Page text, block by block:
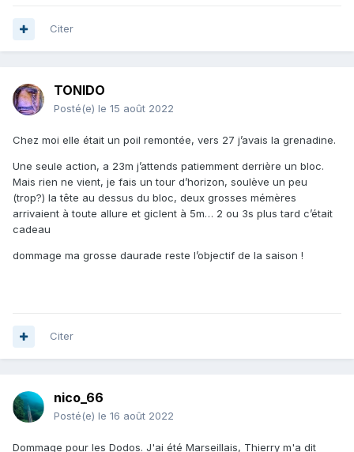
Citer
TONIDO
Posté(e) le 15 août 2022
Chez moi elle était un poil remontée, vers 27 j’avais la grenadine.
Une seule action, a 23m j’attends patiemment derrière un bloc.
Mais rien ne vient, je fais un tour d’horizon, soulève un peu
(trop?) la tête au dessus du bloc, deux grosses mémères
arrivaient à toute allure et giclent à 5m… 2 ou 3s plus tard c’était
cadeau
dommage ma grosse daurade reste l’objectif de la saison !
Citer
nico_66
Posté(e) le 16 août 2022
Dommage pour les Dodos. J'ai été Marseillais, Thierry m'a dit